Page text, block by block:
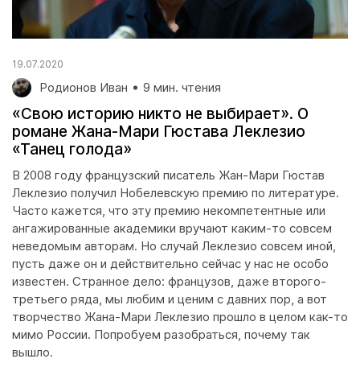
19.07.2020
Родионов Иван 9 мин. чтения
«Свою историю никто не выбирает». О
романе Жана-Мари Гюстава Леклезио
«Танец голода»
В 2008 году французский писатель Жан-Мари Гюстав
Леклезио получил Нобелевскую премию по литературе.
Часто кажется, что эту премию некомпетентные или
ангажированные академики вручают каким-то совсем
неведомым авторам. Но случай Леклезио совсем иной,
пусть даже он и действительно сейчас у нас не особо
известен. Странное дело: французов, даже второго-
третьего ряда, мы любим и ценим с давних пор, а вот
творчество Жана-Мари Леклезио прошло в целом как-то
мимо России. Попробуем разобраться, почему так
вышло.